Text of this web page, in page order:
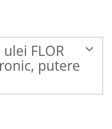
FLOR
putere